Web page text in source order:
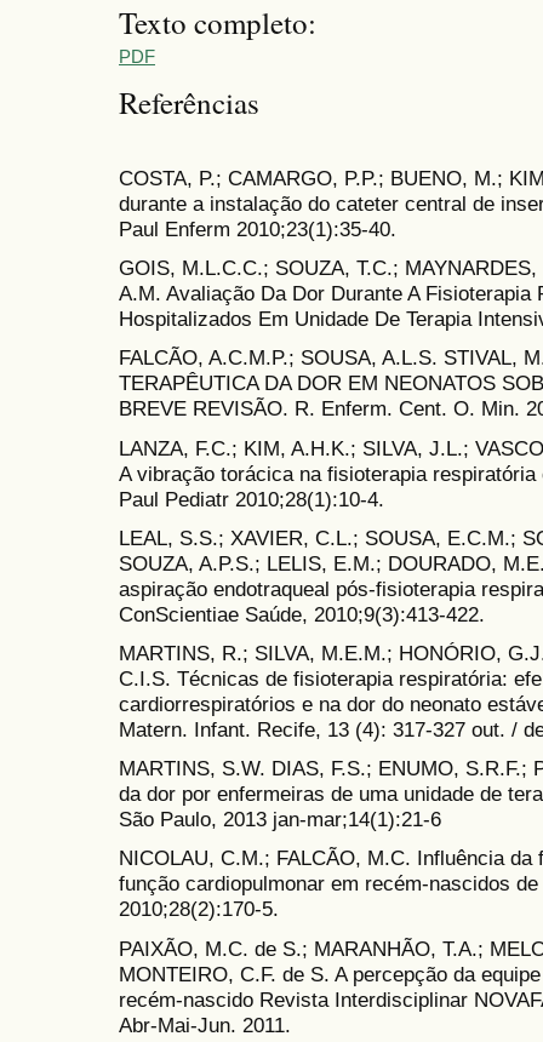
Texto completo:
PDF
Referências
COSTA, P.; CAMARGO, P.P.; BUENO, M.;
durante a instalação do cateter central de
Paul Enferm 2010;23(1):35-40.
GOIS, M.L.C.C.; SOUZA, T.C.;
A.M. Avaliação Da Dor Durante A
Hospitalizados Em Unidade De Terapia
FALCÃO, A.C.M.P.; SOUSA, A.L.S. STIVAL,
TERAPÊUTICA DA DOR EM NEONATOS
BREVE REVISÃO. R. Enferm. Cent. O. Min.
LANZA, F.C.; KIM, A.H.K.; SILVA, J.L.;
A vibração torácica na fisioterapia
Paul Pediatr 2010;28(1):10-4.
LEAL, S.S.; XAVIER, C.L.; SOUSA, E.C.M.;
SOUZA, A.P.S.; LELIS, E.M.; DOURADO,
aspiração endotraqueal pós-fisioterapia
ConScientiae Saúde, 2010;9(3):413-422.
MARTINS, R.; SILVA, M.E.M.; HONÓRIO,
C.I.S. Técnicas de fisioterapia respiratória:
cardiorrespiratórios e na dor do neonato
Matern. Infant. Recife, 13 (4): 317-327 out. /
MARTINS, S.W. DIAS, F.S.; ENUMO, S.R.F.;
da dor por enfermeiras de uma unidade de
São Paulo, 2013 jan-mar;14(1):21-6
NICOLAU, C.M.; FALCÃO, M.C. Influência
função cardiopulmonar em recém-nascidos
2010;28(2):170-5.
PAIXÃO, M.C. de S.; MARANHÃO, T.A.;
MONTEIRO, C.F. de S. A percepção da
recém-nascido Revista Interdisciplinar
Abr-Mai-Jun. 2011.